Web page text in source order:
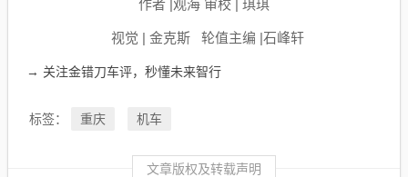
作者 |观海 审校 | 琪琪
视觉 | 金克斯 轮值主编 |石峰轩
→ 关注金错刀车评，秒懂未来智行
标签： 重庆 机车
文章版权及转载声明